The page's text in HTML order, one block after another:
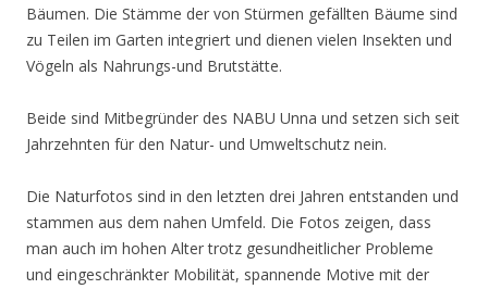
Bäumen. Die Stämme der von Stürmen gefällten Bäume sind
zu Teilen im Garten integriert und dienen vielen Insekten und
Vögeln als Nahrungs-und Brutstätte.
Beide sind Mitbegründer des NABU Unna und setzen sich seit
Jahrzehnten für den Natur- und Umweltschutz nein.
Die Naturfotos sind in den letzten drei Jahren entstanden und
stammen aus dem nahen Umfeld. Die Fotos zeigen, dass
man auch im hohen Alter trotz gesundheitlicher Probleme
und eingeschränkter Mobilität, spannende Motive mit der